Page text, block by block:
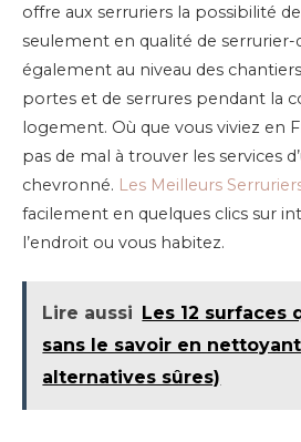
offre aux serruriers la possibilité
seulement en qualité de
également au niveau des
portes et de serrures pendant la
logement. Où que vous viviez en
pas de mal à trouver les services
chevronné. Les Meilleurs
facilement en quelques clics sur
l’endroit ou vous habitez.
Lire aussi
Les 12 surfaces
sans le savoir en
alternatives sûres)